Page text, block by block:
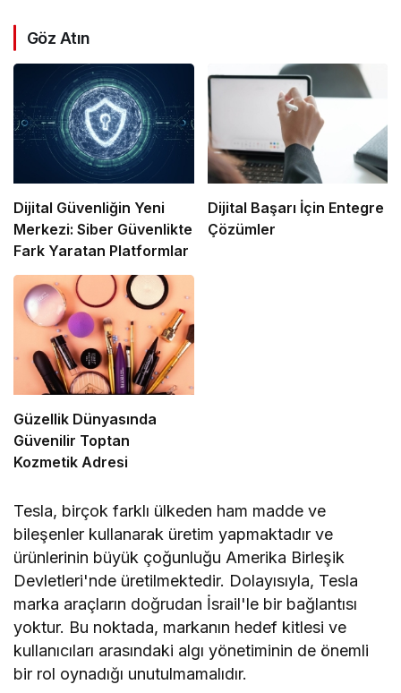
Göz Atın
Dijital Güvenliğin Yeni
Merkezi: Siber Güvenlikte
Fark Yaratan Platformlar
Dijital Başarı İçin Entegre
Çözümler
Güzellik Dünyasında
Güvenilir Toptan
Kozmetik Adresi
Tesla, birçok farklı ülkeden ham madde ve
bileşenler kullanarak üretim yapmaktadır ve
ürünlerinin büyük çoğunluğu Amerika Birleşik
Devletleri'nde üretilmektedir. Dolayısıyla, Tesla
marka araçların doğrudan İsrail'le bir bağlantısı
yoktur. Bu noktada, markanın hedef kitlesi ve
kullanıcıları arasındaki algı yönetiminin de önemli
bir rol oynadığı unutulmamalıdır.